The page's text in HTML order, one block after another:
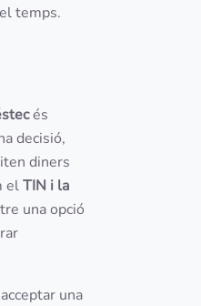
temps.
és
decisió,
diners
elTIN i la
una opció
una